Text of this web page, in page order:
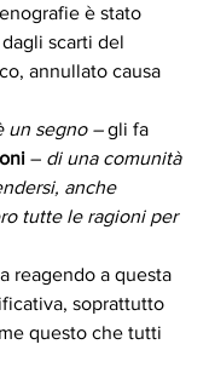
è stato
scarti del
annullato causa
un segno – gli fa
– di una comunità
anche
tutte le ragioni per
reagendo a questa
soprattutto
questo che tutti